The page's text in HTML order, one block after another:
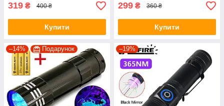
319 ₴ 400 ₴
Купити
299 ₴ 360 ₴
Купити
–14% Подарунок –19%